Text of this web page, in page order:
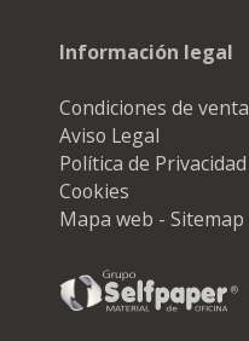
Información legal
Condiciones de venta
Aviso Legal
Política de Privacidad
Cookies
Mapa web - Sitemap